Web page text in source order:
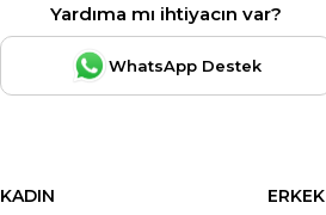
Yardıma mı ihtiyacın var?
WhatsApp Destek
KADIN
ERKEK